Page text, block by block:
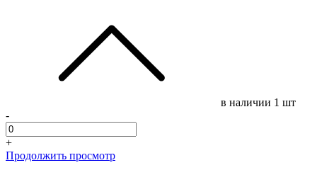
в наличии 1 шт
-
+
Продолжить просмотр